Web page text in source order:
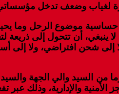
لغياب وضعف تدخل
موضوع الرحل وما يحيط
ينبغي، أن تتحول إلى
شحن افتراضي، ولا إلى
من السيد والي الجهة
والإدارية، وذلك